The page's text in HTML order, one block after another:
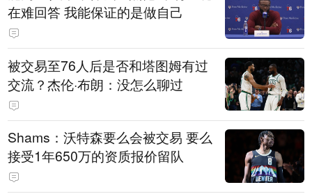
在难回答 我能保证的是做自己
被交易至76人后是否和塔图姆有过
交流？杰伦·布朗：没怎么聊过
Shams：沃特森要么会被交易 要么
接受1年650万的资质报价留队